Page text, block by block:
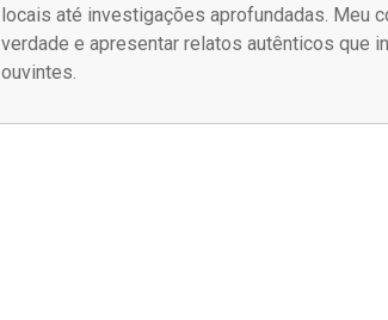
locais até investigações aprofundadas. Meu
verdade e apresentar relatos autênticos que
ouvintes.